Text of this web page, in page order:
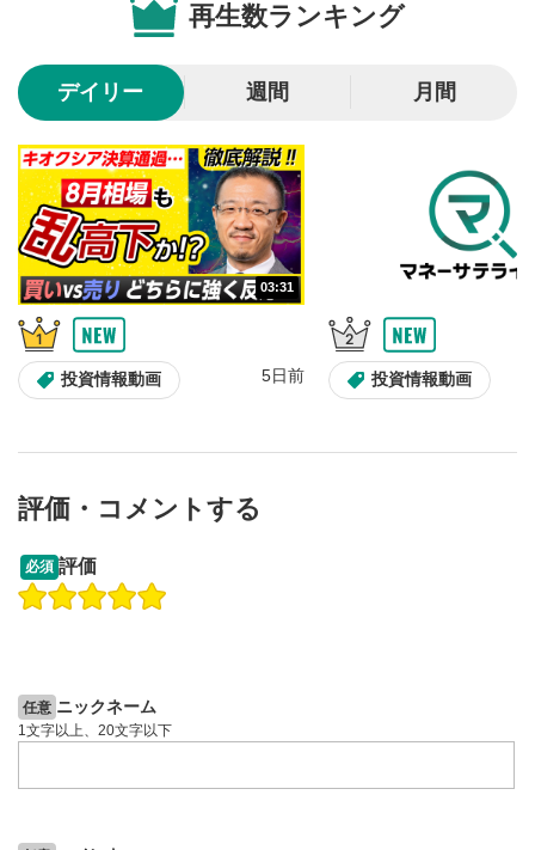
スライダーを上下すると音量が調整できます。
8
全画面表示
動画が全画面で表示されます。再度クリックすると元
再生数ランキング
デイリー 週間 月間
03:31
投資情報動画 5日前 投資情報動画
操作説明動画
評価・コメントする
必須 評価
任意 ニックネーム
1文字以上、20文字以下